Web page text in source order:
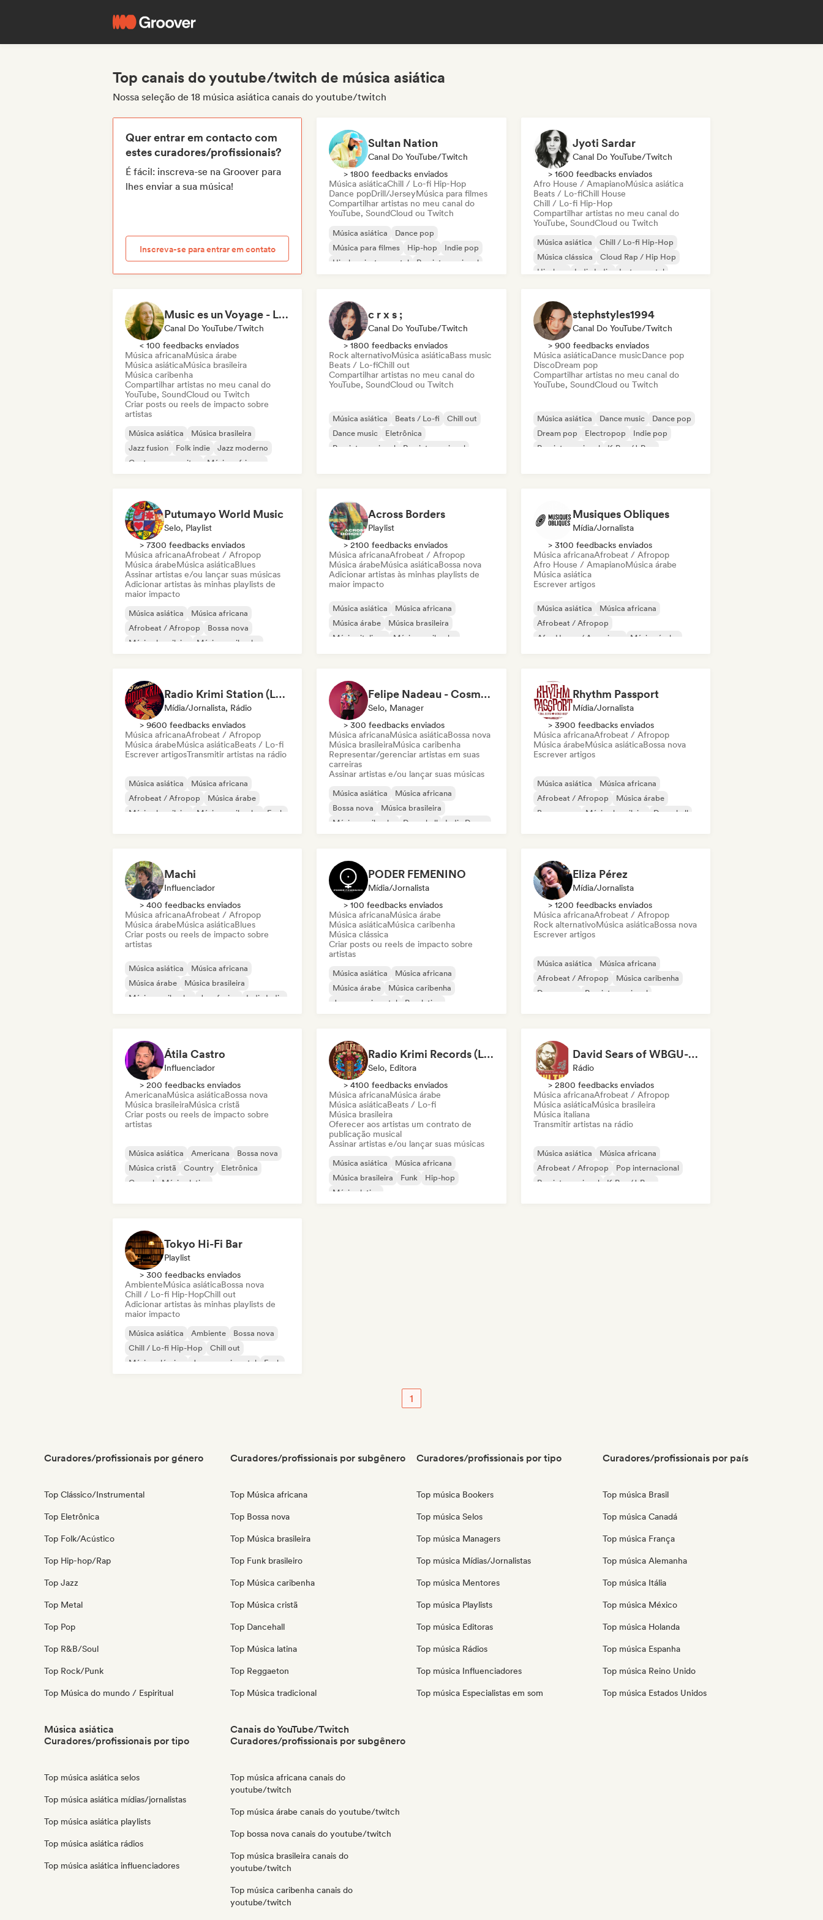
Top canais do youtube/twitch de música asiática
Nossa seleção de 18 música asiática canais do youtube/twitch
Quer entrar em contacto com
estes curadores/profissionais?
É fácil: inscreva-se na Groover para
lhes enviar a sua música!
Inscreva-se para entrar em contato
Sultan Nation
Canal Do YouTube/Twitch
> 1800 feedbacks enviados
Música asiáticaChill / Lo-fi Hip-Hop
Dance popDrill/JerseyMúsica para filmes
Compartilhar artistas no meu canal do
YouTube, SoundCloud ou Twitch
Música asiática
Dance pop
Música para filmes
Hip-hop
Indie pop
Hip-hop instrumental
Rap internacional
Jyoti Sardar
Canal Do YouTube/Twitch
> 1600 feedbacks enviados
Afro House / AmapianoMúsica asiática
Beats / Lo-fiChill House
Chill / Lo-fi Hip-Hop
Compartilhar artistas no meu canal do
YouTube, SoundCloud ou Twitch
Música asiática
Chill / Lo-fi Hip-Hop
Música clássica
Cloud Rap / Hip Hop
Hip-hop
Indie India
Instrumental
Music es un Voyage - Luis Reys
Canal Do YouTube/Twitch
< 100 feedbacks enviados
Música africanaMúsica árabe
Música asiáticaMúsica brasileira
Música caribenha
Compartilhar artistas no meu canal do
YouTube, SoundCloud ou Twitch
Criar posts ou reels de impacto sobre
artistas
Música asiática
Música brasileira
Jazz fusion
Folk indie
Jazz moderno
Cantor-compositor
Música africana
c r x s ;
Canal Do YouTube/Twitch
> 1800 feedbacks enviados
Rock alternativoMúsica asiáticaBass music
Beats / Lo-fiChill out
Compartilhar artistas no meu canal do
YouTube, SoundCloud ou Twitch
Música asiática Beats / Lo-fi
Chill out
Dance music
Eletrônica
Pop internacional
Rap internacional
stephstyles1994
Canal Do YouTube/Twitch
> 900 feedbacks enviados
Música asiáticaDance musicDance pop
DiscoDream pop
Compartilhar artistas no meu canal do
YouTube, SoundCloud ou Twitch
Música asiática Dance music
Dance pop
Dream pop
Electropop
Indie pop
Pop internacional
K-Pop/J-Pop
Putumayo World Music
Selo, Playlist
> 7300 feedbacks enviados
Música africanaAfrobeat / Afropop
Música árabeMúsica asiáticaBlues
Assinar artistas e/ou lançar suas músicas
Adicionar artistas às minhas playlists de
maior impacto
Música asiática
Música africana
Afrobeat / Afropop
Bossa nova
Música brasileira
Música caribenha
Across Borders
Playlist
> 2100 feedbacks enviados
Música africanaAfrobeat / Afropop
Música árabeMúsica asiáticaBossa nova
Adicionar artistas às minhas playlists de
maior impacto
Música asiática
Música africana
Música árabe
Música brasileira
Música italiana
Música caribenha
Musiques Obliques
Mídia/Jornalista
> 3100 feedbacks enviados
Música africanaAfrobeat / Afropop
Afro House / AmapianoMúsica árabe
Música asiática
Escrever artigos
Música asiática
Música africana
Afrobeat / Afropop
Afro House / Amapiano
Música árabe
Radio Krimi Station (La Radio)
Mídia/Jornalista, Rádio
> 9600 feedbacks enviados
Música africanaAfrobeat / Afropop
Música árabeMúsica asiáticaBeats / Lo-fi
Escrever artigosTransmitir artistas na rádio
Música asiática
Música africana
Afrobeat / Afropop
Música árabe
Música brasileira
Música caribenha
Funk
Felipe Nadeau - Cosmovision Records & Ritmos del Sur
Selo, Manager
> 300 feedbacks enviados
Música africanaMúsica asiáticaBossa nova
Música brasileiraMúsica caribenha
Representar/gerenciar artistas em suas
carreiras
Assinar artistas e/ou lançar suas músicas
Música asiática
Música africana
Bossa nova
Música brasileira
Música caribenha
Dancehall
Indie Dance
Rhythm Passport
Mídia/Jornalista
> 3900 feedbacks enviados
Música africanaAfrobeat / Afropop
Música árabeMúsica asiáticaBossa nova
Escrever artigos
Música asiática
Música africana
Afrobeat / Afropop
Música árabe
Bossa nova
Música brasileira
Dancehall
Machi
Influenciador
> 400 feedbacks enviados
Música africanaAfrobeat / Afropop
Música árabeMúsica asiáticaBlues
Criar posts ou reels de impacto sobre
artistas
Música asiática
Música africana
Música árabe
Música brasileira
Música caribenha
Jazz fusion
Indie India
PODER FEMENINO
Mídia/Jornalista
> 100 feedbacks enviados
Música africanaMúsica árabe
Música asiáticaMúsica caribenha
Música clássica
Criar posts ou reels de impacto sobre
artistas
Música asiática
Música africana
Música árabe
Música caribenha
Jazz experimental
Pop latino
Eliza Pérez
Mídia/Jornalista
> 1200 feedbacks enviados
Música africanaAfrobeat / Afropop
Rock alternativoMúsica asiáticaBossa nova
Escrever artigos
Música asiática
Música africana
Afrobeat / Afropop
Música caribenha
Dream pop
Pop internacional
Átila Castro
Influenciador
> 200 feedbacks enviados
AmericanaMúsica asiáticaBossa nova
Música brasileiraMúsica cristã
Criar posts ou reels de impacto sobre
artistas
Música asiática Americana
Bossa nova
Música cristã
Country
Eletrônica
Gospel
Música latina
Radio Krimi Records (Le Label)
Selo, Editora
> 4100 feedbacks enviados
Música africanaMúsica árabe
Música asiáticaBeats / Lo-fi
Música brasileira
Oferecer aos artistas um contrato de
publicação musical
Assinar artistas e/ou lançar suas músicas
Música asiática
Música africana
Música brasileira
Funk
Hip-hop
Música latina
David Sears of WBGU-fm: World & Folk Music DJ
Rádio
> 2800 feedbacks enviados
Música africanaAfrobeat / Afropop
Música asiáticaMúsica brasileira
Música italiana
Transmitir artistas na rádio
Música asiática
Música africana
Afrobeat / Afropop
Pop internacional
Rap internacional
K-Pop/J-Pop
Tokyo Hi-Fi Bar
Playlist
> 300 feedbacks enviados
AmbienteMúsica asiáticaBossa nova
Chill / Lo-fi Hip-HopChill out
Adicionar artistas às minhas playlists de
maior impacto
Música asiática Ambiente
Bossa nova
Chill / Lo-fi Hip-Hop
Chill out
Música clássica
Jazz experimental Funk
1
Curadores/profissionais por género
Top Clássico/Instrumental
Top Eletrônica
Top Folk/Acústico
Top Hip-hop/Rap
Top Jazz
Top Metal
Top Pop
Top R&B/Soul
Top Rock/Punk
Top Música do mundo / Espiritual
Curadores/profissionais por subgênero
Top Música africana
Top Bossa nova
Top Música brasileira
Top Funk brasileiro
Top Música caribenha
Top Música cristã
Top Dancehall
Top Música latina
Top Reggaeton
Top Música tradicional
Curadores/profissionais por tipo
Top música Bookers
Top música Selos
Top música Managers
Top música Mídias/Jornalistas
Top música Mentores
Top música Playlists
Top música Editoras
Top música Rádios
Top música Influenciadores
Top música Especialistas em som
Curadores/profissionais por país
Top música Brasil
Top música Canadá
Top música França
Top música Alemanha
Top música Itália
Top música México
Top música Holanda
Top música Espanha
Top música Reino Unido
Top música Estados Unidos
Música asiática
Curadores/profissionais por tipo
Top música asiática selos
Top música asiática mídias/jornalistas
Top música asiática playlists
Top música asiática rádios
Top música asiática influenciadores
Canais do YouTube/Twitch
Curadores/profissionais por subgênero
Top música africana canais do
youtube/twitch
Top música árabe canais do youtube/twitch
Top bossa nova canais do youtube/twitch
Top música brasileira canais do
youtube/twitch
Top música caribenha canais do
youtube/twitch